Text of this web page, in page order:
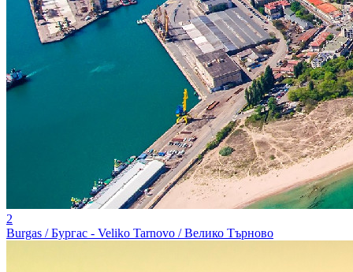
2
Burgas / Бургас - Veliko Tarnovo / Велико Търново